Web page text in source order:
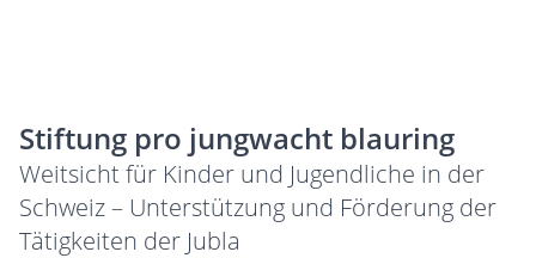
Stiftung pro jungwacht blauring
Weitsicht für Kinder und Jugendliche in der
Schweiz – Unterstützung und Förderung der
Tätigkeiten der Jubla